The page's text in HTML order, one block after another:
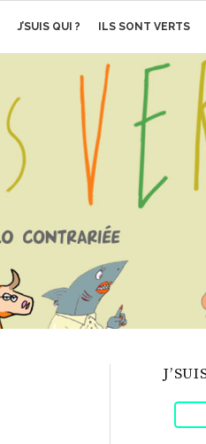
J’SUIS QUI ? ILS SONT VERTS